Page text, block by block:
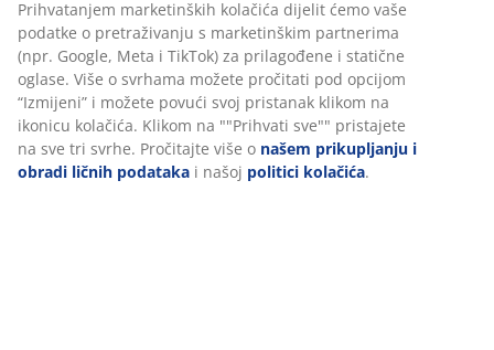
Prihvatanjem marketinških kolačića dijelit ćemo vaše
podatke o pretraživanju s marketinškim partnerima
(npr. Google, Meta i TikTok) za prilagođene i statične
oglase. Više o svrhama možete pročitati pod opcijom
“Izmijeni” i možete povući svoj pristanak klikom na
ikonicu kolačića. Klikom na ""Prihvati sve"" pristajete
na sve tri svrhe. Pročitajte više o našem prikupljanju i
obradi ličnih podataka i našoj politici kolačića.